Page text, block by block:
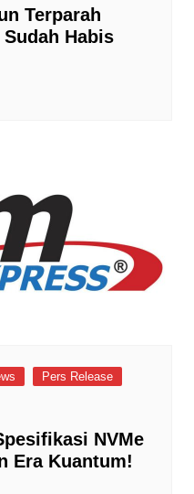
Terparah
Habis
Pers Release
NVMe
Era Kuantum!